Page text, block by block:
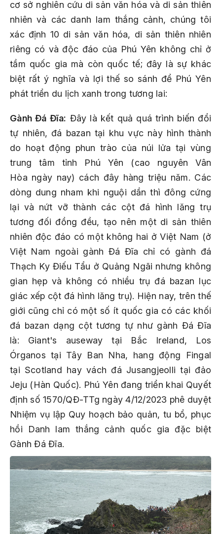
cơ sở nghiên cứu di sản văn hóa và di sản thiên
nhiên và các danh lam thắng cảnh, chúng tôi
xác định 10 di sản văn hóa, di sản thiên nhiên
riêng có và độc đáo của Phú Yên không chỉ ở
tầm quốc gia mà còn quốc tế; đây là sự khác
biệt rất ý nghĩa và lợi thế so sánh để Phú Yên
phát triển du lịch xanh trong tương lai:
Gành Đá Đĩa: Đây là kết quả quá trình biến đổi
tự nhiên, đá bazan tại khu vực này hình thành
do hoạt động phun trào của núi lửa tại vùng
trung tâm tỉnh Phú Yên (cao nguyên Vân
Hòa ngày nay) cách đây hàng triệu năm. Các
dòng dung nham khi nguội dần thì đông cứng
lại và nứt vỡ thành các cột đá hình lăng trụ
tương đối đồng đều, tạo nên một di sản thiên
nhiên độc đáo có một không hai ở Việt Nam (ở
Việt Nam ngoài gành Đá Đĩa chỉ có gành đá
Thạch Ky Điếu Tẩu ở Quảng Ngãi nhưng không
gian hẹp và không có nhiều trụ đá bazan lục
giác xếp cột đá hình lăng trụ). Hiện nay, trên thế
giới cũng chỉ có một số ít quốc gia có các khối
đá bazan dạng cột tương tự như gành Đá Đĩa
là: Giant's auseway tại Bắc Ireland, Los
Órganos tại Tây Ban Nha, hang động Fingal
tại Scotland hay vách đá Jusangjeolli tại đảo
Jeju (Hàn Quốc). Phú Yên đang triển khai Quyết
định số 1570/QĐ-TTg ngày 4/12/2023 phê duyệt
Nhiệm vụ lập Quy hoạch bảo quản, tu bổ, phục
hồi Danh lam thắng cảnh quốc gia đặc biệt
Gành Đá Đĩa.